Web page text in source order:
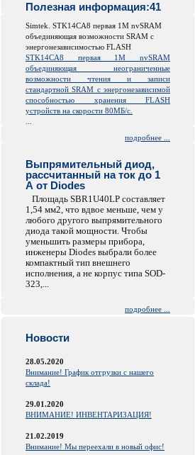
Полезная информация:41
Simtek. STK14CA8 первая 1M nvSRAM
объединяющая возможности SRAM с
энергонезависимостью FLASH
STK14CA8 первая 1M nvSRAM
объединяющая неограниченные
возможности чтения и записи
стандартной SRAM с энергонезависимой
способностью хранения FLASH
устройств на скорости 80МБ/с.
подробнее ...
Выпрямительный диод,
рассчитанный на ток до 1
А от Diodes
Площадь SBR1U40LP составляет
1,54 мм2, что вдвое меньше, чем у
любого другого выпрямительного
диода такой мощности. Чтобы
уменьшить размеры прибора,
инженеры Diodes выбрали более
компактный тип внешнего
исполнения, а не корпус типа SOD-
323,...
подробнее ...
Новости
28.05.2020
Внимание! График отгрузки с нашего
склада!
29.01.2020
ВНИМАНИЕ! ИНВЕНТАРИЗАЦИЯ!
21.02.2019
Внимание! Мы переехали в новый офис!